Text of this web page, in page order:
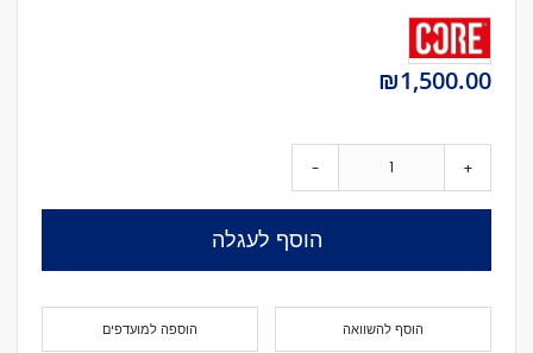
₪1,500.00
- +
הוסף לעגלה
הוספה למועדפים הוסף להשוואה